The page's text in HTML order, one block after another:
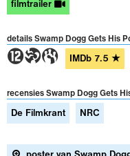
filmtrailer
details Swamp Dogg Gets His
4TD IMDb 7.5 ★
recensies Swamp Dogg Gets
De Filmkrant NRC